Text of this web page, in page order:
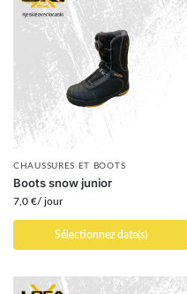
CHAUSSURES ET BOOTS
Boots snow junior
7,0 €/ jour
Sélectionnez date(s)